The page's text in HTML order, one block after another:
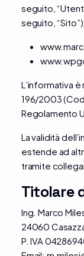
seguito,
seguito, “Sito”):
L’informativa è
196/2003
Regolamento
La validità
estende ad
tramite
Titolare
Ing. Marco
24060
P. IVA